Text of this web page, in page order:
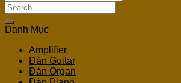
Search
for:
Danh Mục
Amplifier
Đàn Guitar
Đàn Organ